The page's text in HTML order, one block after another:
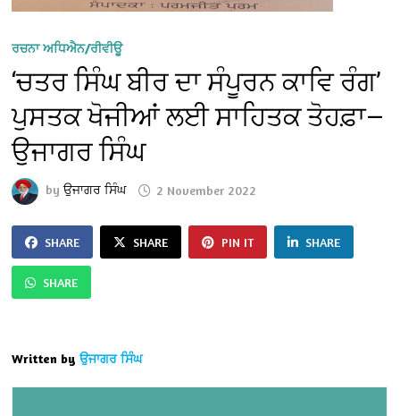
ਰਚਨਾ ਅਧਿਐਨ/ਰੀਵੀਊ
‘ਚਤਰ ਸਿੰਘ ਬੀਰ ਦਾ ਸੰਪੂਰਨ ਕਾਵਿ ਰੰਗ’
ਪੁਸਤਕ ਖੋਜੀਆਂ ਲਈ ਸਾਹਿਤਕ ਤੋਹਫ਼ਾ—
ਉਜਾਗਰ ਸਿੰਘ
byਉਜਾਗਰ ਸਿੰਘ 2 November 2022
SHARE SHARE PIN IT SHARE
SHARE
Written by ਉਜਾਗਰ ਸਿੰਘ